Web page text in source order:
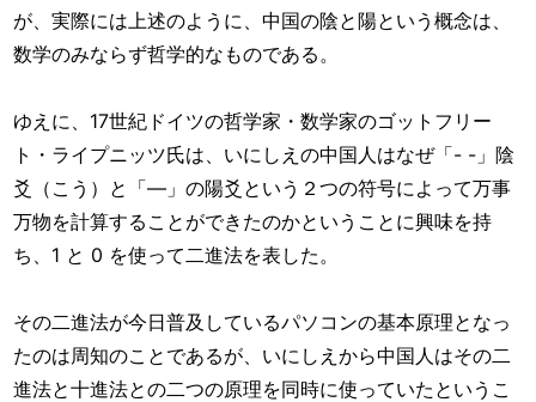
が、実際には上述のように、中国の陰と陽という概念は、
数学のみならず哲学的なものである。
ゆえに、17世紀ドイツの哲学家・数学家のゴットフリー
ト・ライプニッツ氏は、いにしえの中国人はなぜ「- -」陰
爻（こう）と「―」の陽爻という２つの符号によって万事
万物を計算することができたのかということに興味を持
ち、1 と 0 を使って二進法を表した。
その二進法が今日普及しているパソコンの基本原理となっ
たのは周知のことであるが、いにしえから中国人はその二
進法と十進法との二つの原理を同時に使っていたというこ